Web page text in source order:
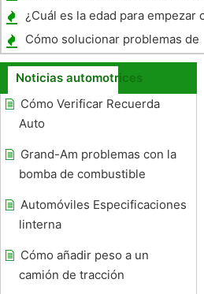
Florida
¿Cuál es la edad para empezar
manejo?
Cómo solucionar problemas de
sobrecalentamiento en un
Noticias automotrices
Cómo Verificar Recuerda
Auto
Grand-Am problemas con la
bomba de combustible
Automóviles Especificaciones
linterna
Cómo añadir peso a un
camión de tracción